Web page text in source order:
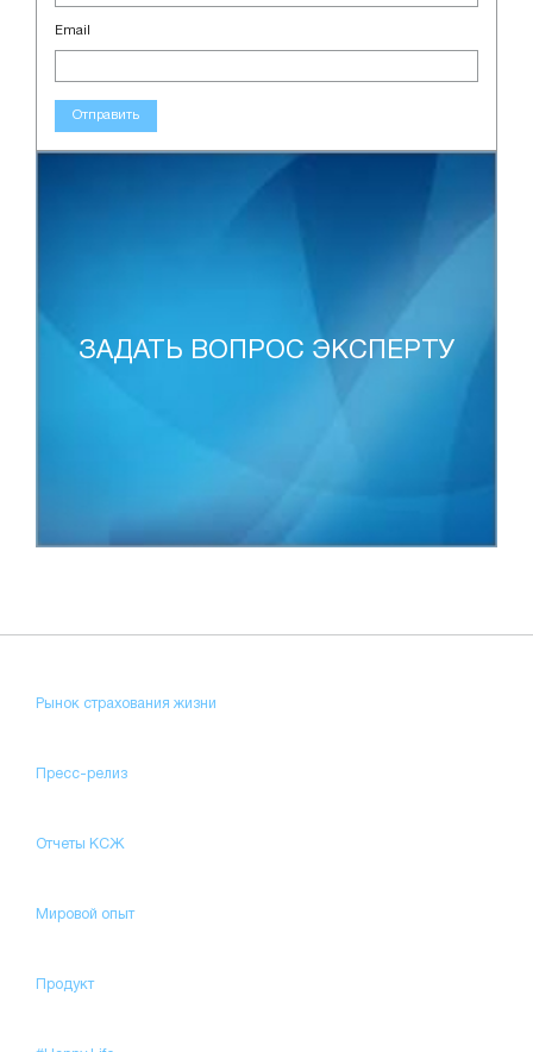
Email
Отправить
ЗАДАТЬ ВОПРОС ЭКСПЕРТУ
Рынок страхования жизни
Пресс-релиз
Отчеты КСЖ
Мировой опыт
Продукт